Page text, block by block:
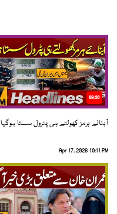
08:36
آبنائے ہرمز کھولتے ہی پٹرول سستا ہوگیا
Apr 17, 2026 10:11 PM